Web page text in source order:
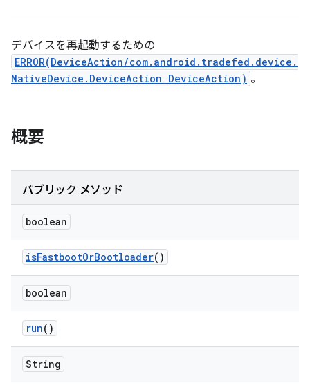
デバイスを再起動するための
ERROR(DeviceAction/com.android.tradefed.device.
NativeDevice.DeviceAction DeviceAction) 。
概要
パブリック メソッド
boolean
isFastbootOrBootloader()
boolean
run()
String